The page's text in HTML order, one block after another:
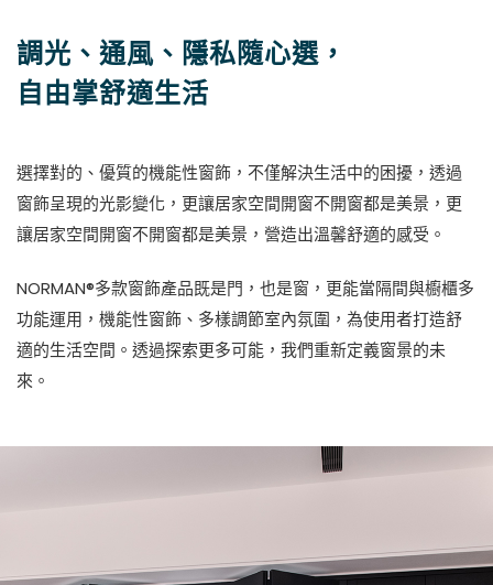
調光、通風、隱私隨心選，
自由掌舒適生活
選擇對的、優質的機能性窗飾，不僅解決生活中的困擾，透過
窗飾呈現的光影變化，更讓居家空間開窗不開窗都是美景，更
讓居家空間開窗不開窗都是美景，營造出溫馨舒適的感受。
NORMAN®多款窗飾產品既是門，也是窗，更能當隔間與櫥櫃多
功能運用，機能性窗飾、多樣調節室內氛圍，為使用者打造舒
適的生活空間。透過探索更多可能，我們重新定義窗景的未
來。